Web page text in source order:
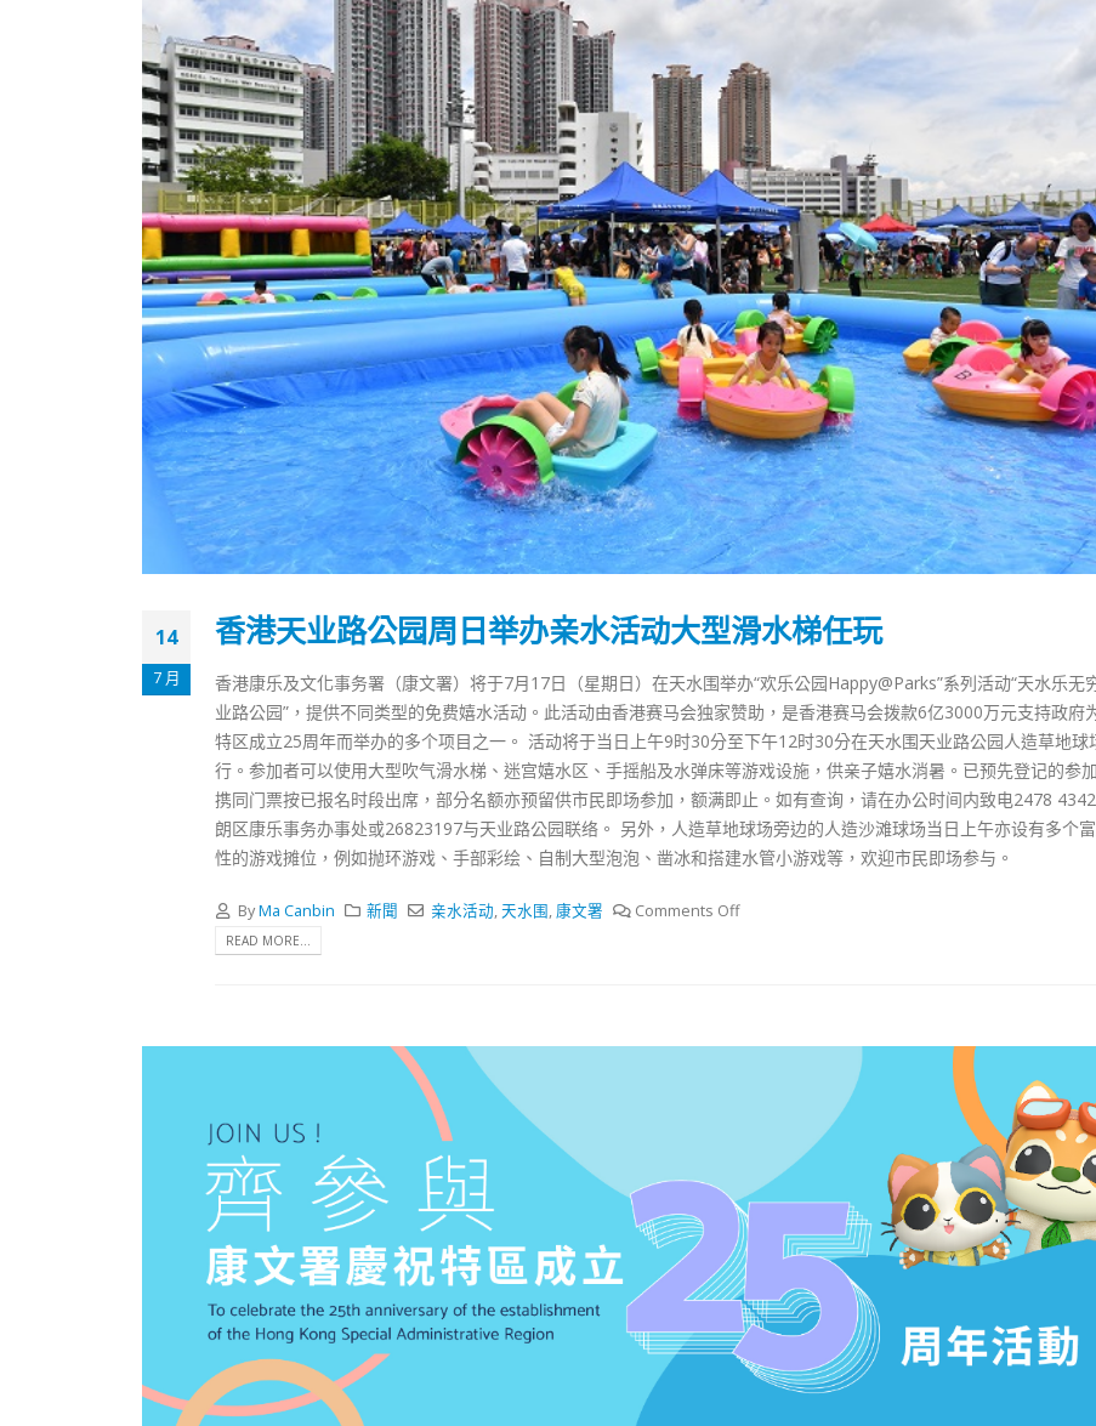
14
7 月
香港天业路公园周日举办亲水活动大型滑水梯任玩
香港康乐及文化事务署（康文署）将于7月17日（星期日）在天水围举办“欢乐公园Happy@Parks”系列活动“天水乐无
业路公园”，提供不同类型的免费嬉水活动。此活动由香港赛马会独家赞助，是香港赛马会拨款6亿3000万元支持政府
特区成立25周年而举办的多个项目之一。 活动将于当日上午9时30分至下午12时30分在天水围天业路公园人造草地球
行。参加者可以使用大型吹气滑水梯、迷宫嬉水区、手摇船及水弹床等游戏设施，供亲子嬉水消暑。已预先登记的参
携同门票按已报名时段出席，部分名额亦预留供市民即场参加，额满即止。如有查询，请在办公时间内致电2478
朗区康乐事务办事处或26823197与天业路公园联络。 另外，人造草地球场旁边的人造沙滩球场当日上午亦设有多个
性的游戏摊位，例如抛环游戏、手部彩绘、自制大型泡泡、凿冰和搭建水管小游戏等，欢迎市民即场参与。
ByMa Canbin 新聞 亲水活动,天水围, 康文署 Comments Off
READ MORE...
香港全港各区工商联永远名誉
会长吴锡有出席2023首届中国
(深圳)乡村振兴产业博览会开幕
向均羚：打破美西方政治破壞 積極投入
1210區議會選舉
2023-12-02
選舉日踴躍投票
選舉日踴躍投票 文: 朱家健
2023-11-30
抹黑候選人涉選舉舞弊 文: 朱家健
香港公院探访明起无须预约一
2023-01-31
香港全港各区工商联永
会长吴锡有出席2023首
(深圳)乡村振兴产业博览
式
2023-12-18
向均羚：打破美西方政治破壞 積極
1210區議會選舉
2023-12-02
選舉日踴躍投票